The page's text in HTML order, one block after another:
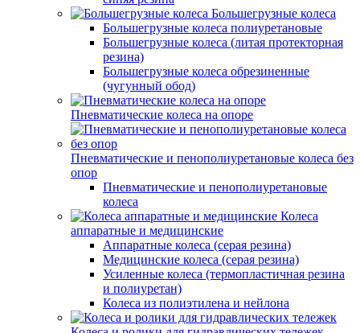
Большегрузные колеса
Большегрузные колеса полиуретановые
Большегрузные колеса (литая протекторная
резина)
Большегрузные колеса обрезиненные
(чугунный обод)
Пневматические колеса на опоре
Пневматические и пенополиуретановые колеса без
опор
Пневматические и пенополиуретановые
колеса
Колеса
аппаратные и медицинские
Аппаратные колеса (серая резина)
Медицинские колеса (серая резина)
Усиленные колеса (термопластичная резина
и полиуретан)
Колеса из полиэтилена и нейлона